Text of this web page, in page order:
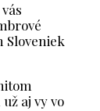
Sloveniek
aj vy vo